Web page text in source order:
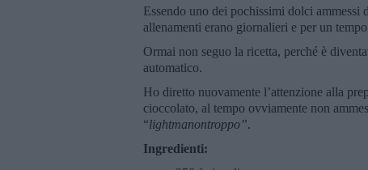
Essendo uno dei pochissimi dolci
allenamenti erano giornalieri e per un
Ormai non seguo la ricetta, perché è
automatico.
Ho diretto nuovamente l’attenzione alla
cioccolato, al tempo ovviamente non
“lightmanontroppo”.
Ingredienti: